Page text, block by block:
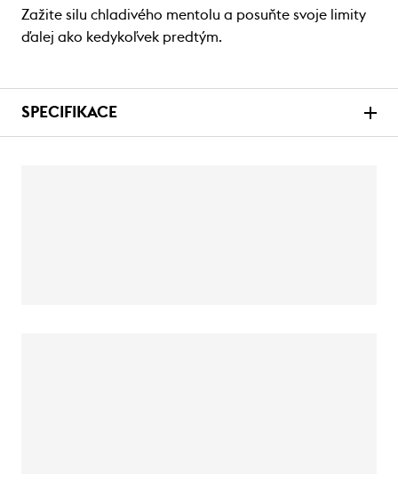
Zažite silu chladivého mentolu a posuňte svoje limity
ďalej ako kedykoľvek predtým.
SPECIFIKACE